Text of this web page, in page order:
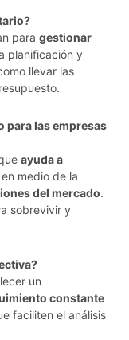
para gestionar
planificación y
llevar las
para las empresas
ayuda a
medio de la
del mercado.
sobrevivir y
un
constante
faciliten el análisis